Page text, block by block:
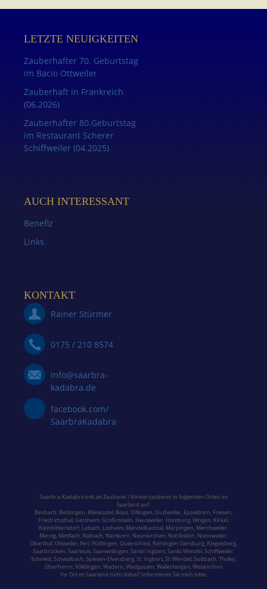
LETZTE NEUIGKEITEN
Zauberhafter 70. Geburtstag
im Bacio Ottweiler
Zauberhaft in Frankreich
(06.2026)
Zauberhafter 80.Geburtstag
im Restaurant Scherer
Schiffweiler (04.2025)
AUCH INTERESSANT
Benefiz
Links
KONTAKT
Rainer Stürmer
0175 / 210 8574
info@saarbra-
kadabra.de
facebook.com/
SaarbraKadabra
Saarbra-Kadabra tritt als Zauberer / Kinderzauberer in folgenden Orten im
Saarland auf:
Bexbach, Beckingen, Blieskastel, Bous, Dillingen, Dudweiler, Eppelborn, Freisen,
Friedrichsthal,Gersheim,Großrosseln, Heusweiler, Homburg, Illingen, Kirkel,
Kleinblittersdorf, Lebach, Losheim, Mandelbachtal, Marpingen, Merchweiler,
Merzig, Mettlach, Nalbach, Namborn, Neunkirchen, Nohfelden, Nonnweiler,
Oberthal,Ottweiler, Perl, Püttlingen,Quierschied, Rehlingen-Siersburg, Riegelsberg,
Saarbrücken,Saarlouis,Saarwellingen,Sankt Ingbert,Sankt Wendel,Schiffweiler,
Schmelz,Schwalbach,Spiesen-Elversberg,St. Ingbert,St. Wendel,Sulzbach,Tholey,
Überherrn,Völklingen,Wadern,Wadgassen,Wallerfangen,Weiskirchen
Ihr Ort im Saarland nicht dabei? Informieren Sie mich bitte.